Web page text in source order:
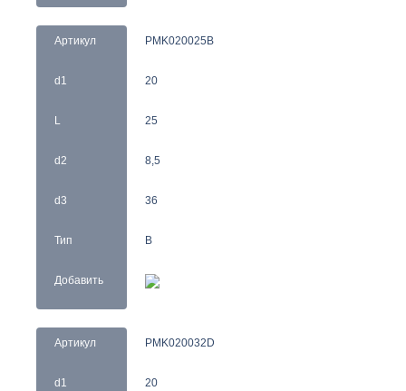
Артикул
d1
L
d2
d3
Тип
Добавить
PMK020025B
20
25
8,5
36
B
Артикул
d1
PMK020032D
20